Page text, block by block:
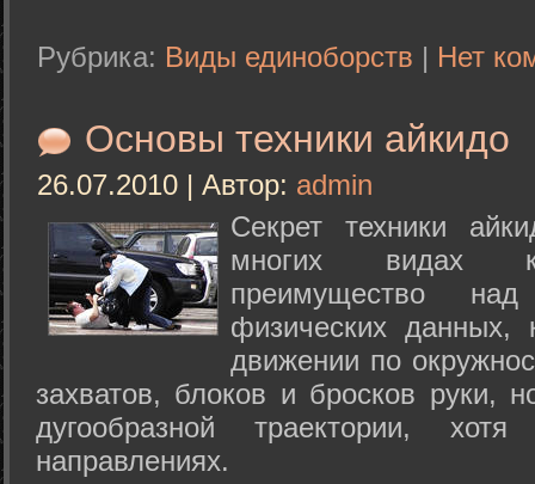
Рубрика: Виды единоборств | Нет
Основы техники айкидо
26.07.2010 | Автор: admin
Секрет техники
многих видах
преимущество
физических данных,
движении по
захватов, блоков и бросков руки,
дугообразной траектории,
направлениях.